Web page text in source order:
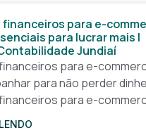
para e-
para lucrar mais |
Jundiaí
para e-
para não perder
para e-
decisão inteligente em